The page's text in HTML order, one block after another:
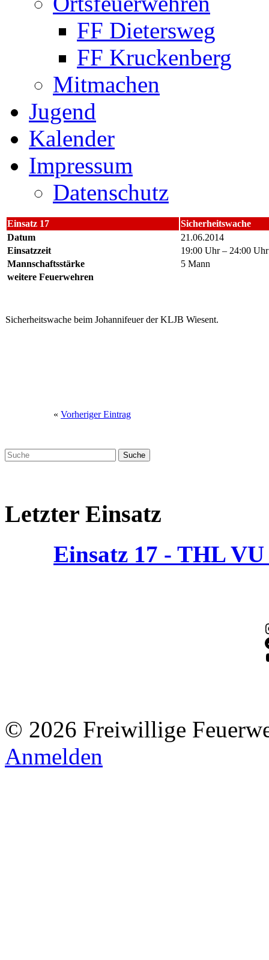
FF Dietersweg
FF Kruckenberg
Mitmachen
Jugend
Kalender
Impressum
Datenschutz
Einsatz 17
Sicherheitswache
Datum
21.06.2014
Einsatzzeit
19:00 Uhr – 24:00 Uhr
Mannschaftsstärke
5 Mann
weitere Feuerwehren
Sicherheitswache beim Johannifeuer der KLJB Wiesent.
« Vorheriger Eintrag
Letzter Einsatz
Einsatz 17 - THL
© 2026 Freiwillige
Anmelden